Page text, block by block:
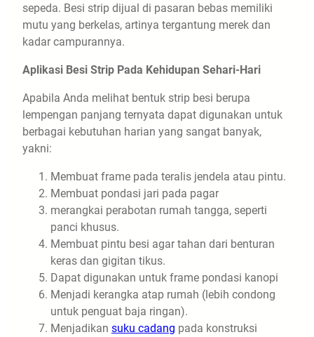
sepeda. Besi strip dijual di pasaran bebas memiliki
mutu yang berkelas, artinya tergantung merek dan
kadar campurannya.
Aplikasi Besi Strip Pada Kehidupan Sehari-Hari
Apabila Anda melihat bentuk strip besi berupa
lempengan panjang ternyata dapat digunakan untuk
berbagai kebutuhan harian yang sangat banyak,
yakni:
Membuat frame pada teralis jendela atau pintu.
Membuat pondasi jari pada pagar
merangkai perabotan rumah tangga, seperti
panci khusus.
Membuat pintu besi agar tahan dari benturan
keras dan gigitan tikus.
Dapat digunakan untuk frame pondasi kanopi
Menjadi kerangka atap rumah (lebih condong
untuk penguat baja ringan).
Menjadikan suku cadang pada konstruksi